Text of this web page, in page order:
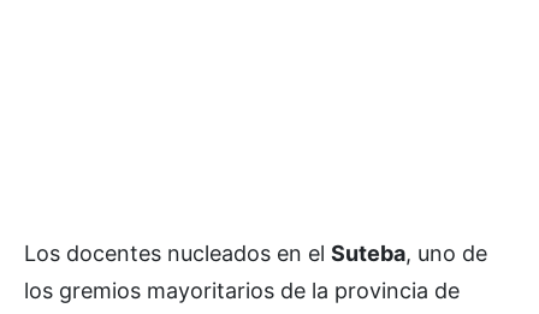
Los docentes nucleados en el Suteba, uno de
los gremios mayoritarios de la provincia de